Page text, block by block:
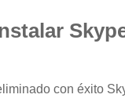
con éxito